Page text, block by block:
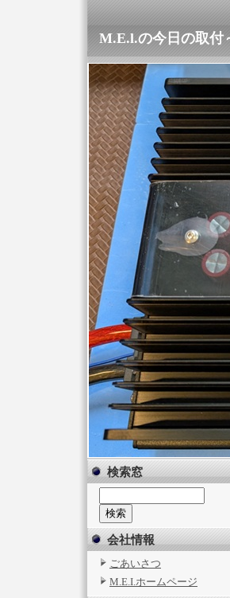
M.E.l.の今日の取付
検索窓
会社情報
ごあいさつ
M.E.I.ホームページ